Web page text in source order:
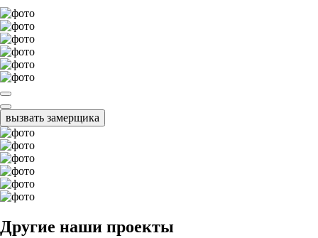
вызвать замерщика
Другие наши проекты